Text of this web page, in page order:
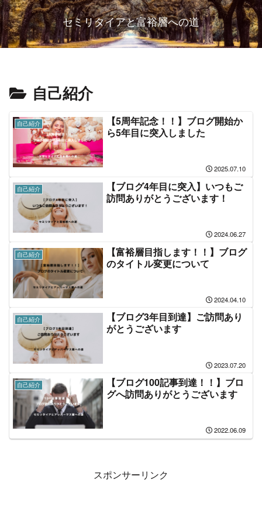
セミリタイアと富裕層への道
自己紹介
自己紹介
【5周年記念！！】ブログ開始か
ら5年目に突入しました
2025.07.10
自己紹介
【ブログ4年目に突入】いつもご
訪問ありがとうございます！
2024.06.27
自己紹介
【富裕層目指します！！】ブログ
のタイトル変更について
2024.04.10
自己紹介
【ブログ3年目到達】ご訪問あり
がとうございます
2023.07.20
自己紹介
【ブログ100記事到達！！】ブロ
グへ訪問ありがとうございます
2022.06.09
スポンサーリンク